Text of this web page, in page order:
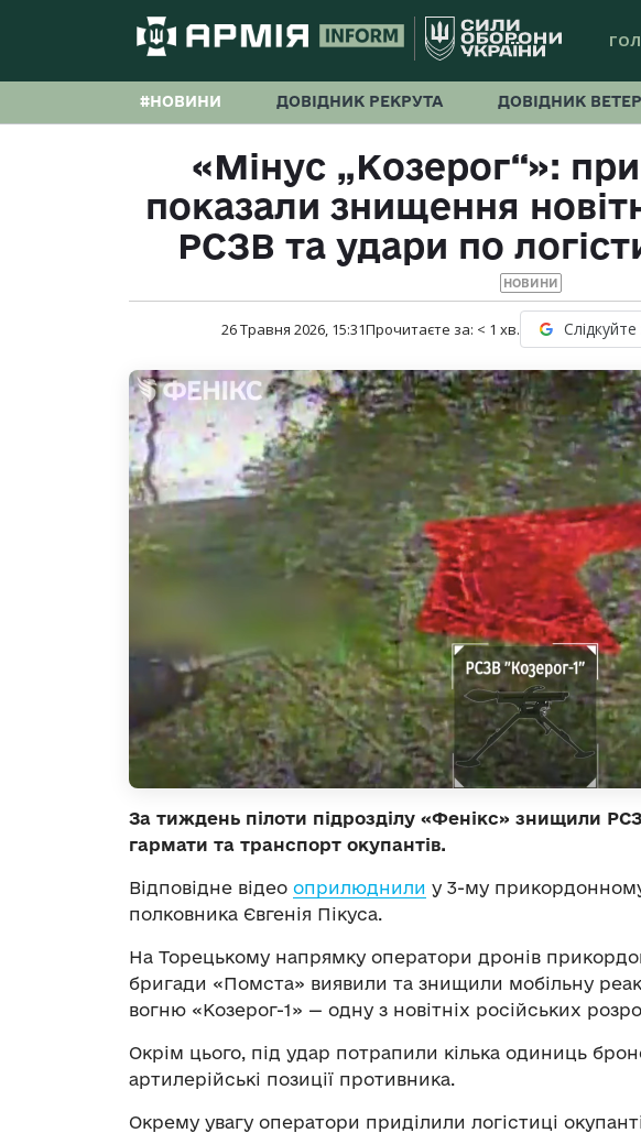
#НОВИНИ ДОВІДНИК РЕКРУТА ДОВІДНИК
«Мінус „Козерог“»:
показали знищення
РСЗВ та удари по
НОВИНИ
26 Травня 2026, 15:31Прочитаєте за: < 1 хв.
За тиждень пілоти підрозділу «Фенікс» знищили
гармати та транспорт окупантів.
Відповідне відео оприлюднили у 3-му прикордонному
полковника Євгенія Пікуса.
На Торецькому напрямку оператори дронів
бригади «Помста» виявили та знищили мобільну
вогню «Козерог-1» — одну з новітніх російських
Окрім цього, під удар потрапили кілька одиниць
артилерійські позиції противника.
Окрему увагу оператори приділили логістиці